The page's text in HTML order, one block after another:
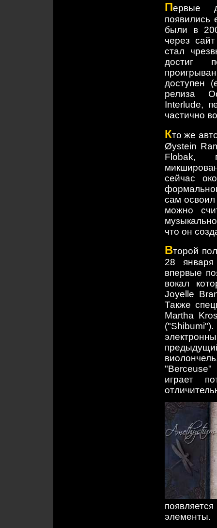
Первые
появились
были в
через
стал
достиг
доступен
релиза
Interlude,
частично
Кто же
Øystein
Flobak,
сейчас
сам освоил
можно
что он
Второй
28
впервые
вокал
Joyelle
Также
Martha
играет
элементы.